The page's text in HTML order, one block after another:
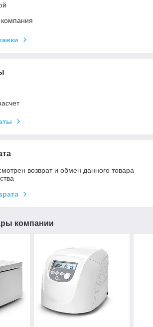
возврат и обмен данного товара
компании